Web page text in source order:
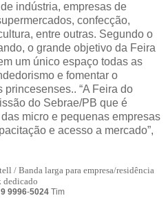
indústria, empresas de
confecção,
entre outras. Segundo o
o grande objetivo da Feira
um único espaço todas as
e fomentar o
“A Feira do
do Sebrae/PB que é
micro e pequenas empresas
e acesso a mercado”,
/ Banda larga para empresa/residência
dedicado
9 9996-5024 Tim